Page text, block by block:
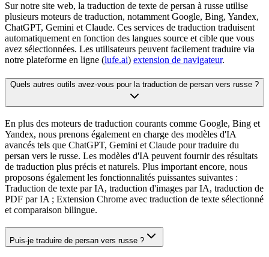
Sur notre site web, la traduction de texte de persan à russe utilise
plusieurs moteurs de traduction, notamment Google, Bing, Yandex,
ChatGPT, Gemini et Claude. Ces services de traduction traduisent
automatiquement en fonction des langues source et cible que vous
avez sélectionnées. Les utilisateurs peuvent facilement traduire via
notre plateforme en ligne (lufe.ai) extension de navigateur.
Quels autres outils avez-vous pour la traduction de persan vers russe ?
En plus des moteurs de traduction courants comme Google, Bing et
Yandex, nous prenons également en charge des modèles d'IA
avancés tels que ChatGPT, Gemini et Claude pour traduire du
persan vers le russe. Les modèles d'IA peuvent fournir des résultats
de traduction plus précis et naturels. Plus important encore, nous
proposons également les fonctionnalités puissantes suivantes :
Traduction de texte par IA, traduction d'images par IA, traduction de
PDF par IA ; Extension Chrome avec traduction de texte sélectionné
et comparaison bilingue.
Puis-je traduire de persan vers russe ?